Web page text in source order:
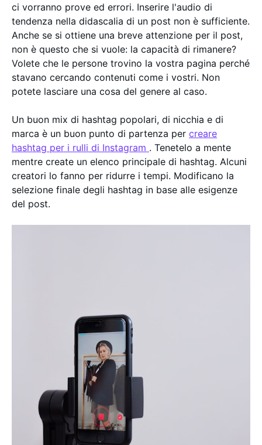
ci vorranno prove ed errori. Inserire l'audio di
tendenza nella didascalia di un post non è sufficiente.
Anche se si ottiene una breve attenzione per il post,
non è questo che si vuole: la capacità di rimanere?
Volete che le persone trovino la vostra pagina perché
stavano cercando contenuti come i vostri. Non
potete lasciare una cosa del genere al caso.
Un buon mix di hashtag popolari, di nicchia e di
marca è un buon punto di partenza per creare
hashtag per i rulli di Instagram . Tenetelo a mente
mentre create un elenco principale di hashtag. Alcuni
creatori lo fanno per ridurre i tempi. Modificano la
selezione finale degli hashtag in base alle esigenze
del post.